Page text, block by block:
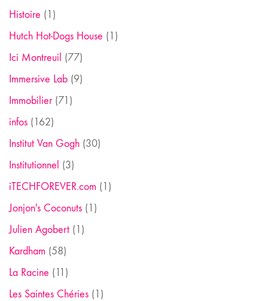
Histoire (1)
Hutch Hot-Dogs House (1)
Ici Montreuil (77)
Immersive Lab (9)
Immobilier(71)
infos (162)
Institut Van Gogh (30)
Institutionnel (3)
iTECHFOREVER.com (1)
Jonjon's Coconuts (1)
Julien Agobert (1)
Kardham (58)
La Racine (11)
Les Saintes Chéries (1)